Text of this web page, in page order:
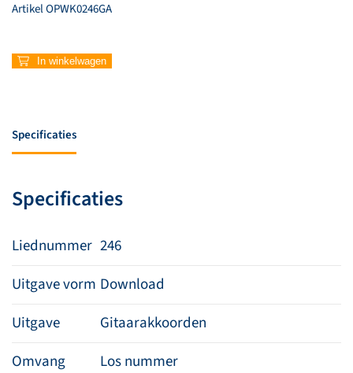
ArtikelOPWK0246GA
246
aantal
In winkelwagen
Specificaties
Specificaties
Liednummer 246
Uitgave vorm Download
Uitgave
Gitaarakkoorden
Omvang
Los nummer